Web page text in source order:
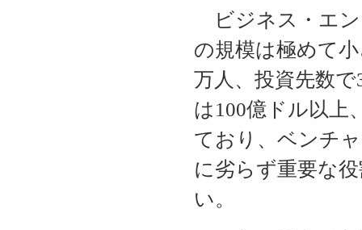
ビジネス・エン
の規模は極めて
万人、投資先数
は100億ドル以上
ており、ベンチ
に劣らず重要な
い。